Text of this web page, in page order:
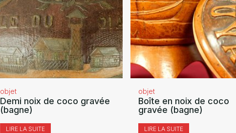
objet
Demi noix de coco gravée
(bagne)
LIRE LA SUITE
objet
Boîte en noix de coco
gravée (bagne)
LIRE LA SUITE